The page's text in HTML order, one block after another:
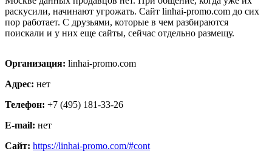
раскусили, начинают угрожать. Сайт linhai-promo.com до сих
пор работает. С друзьями, которые в чем разбираются
поискали и у них еще сайты, сейчас отдельно размещу.
Организация: linhai-promo.com
Адрес: нет
Телефон: +7 (495) 181-33-26
E-mail: нет
Сайт: https://linhai-promo.com/#cont